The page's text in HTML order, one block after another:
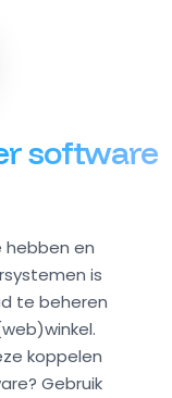
software
hebben en
is
te beheren
koppelen
Gebruik